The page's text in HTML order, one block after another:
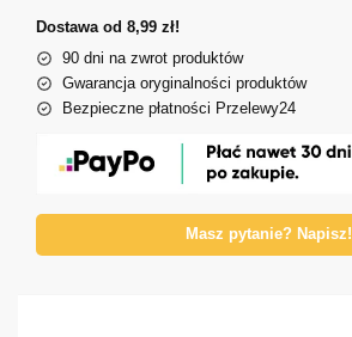
Dostawa od 8,99 zł!
90 dni na zwrot produktów
Gwarancja oryginalności produktów
Bezpieczne płatności Przelewy24
Masz pytanie? Napisz!